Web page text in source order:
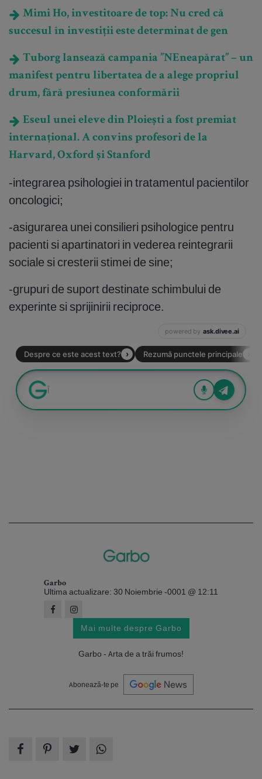
Mimi Ho, investitoare de top: Nu cred că
succesul în investiții este determinat de gen
Tuborg lansează campania ”NEneapărat” – un
manifest pentru libertatea de a alege propriul
drum, fără presiunea conformării
Eseul unei eleve din Ploiești a fost premiat
internațional. A convins profesori de la
Harvard, Oxford și Stanford
-integrarea psihologiei in tratamentul pacientilor
oncologici;
-asigurarea unei consilieri psihologice pentru
pacienti si apartinatori in vederea reintegrarii
sociale si cresterii stimei de sine;
-grupuri de suport destinate schimbului de
experinte si sprijinirii reciproce.
Garbo
Ultima actualizare: 30 Noiembrie -0001 @ 12:11
Mai multe despre Garbo
Garbo - Arta de a trăi frumos!
Abonează-te pe